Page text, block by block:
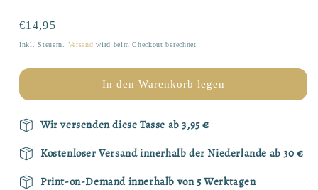
für
Kaffeetasse
|
Kaffeetasse
|
12
Normaler
Preis
€14,95
Inkl. Steuern. Versand wird beim Checkout berechnet
In den Warenkorb legen
Wir versenden diese Tasse ab 3,95 €
Kostenloser Versand innerhalb der Niederlande ab 30 €
Print-on-Demand innerhalb von 5 Werktagen